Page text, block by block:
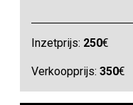
Inzetprijs: 250€
Verkoopprijs:350€